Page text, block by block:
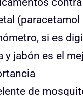
(paracetamol
si es
y jabón es el
de